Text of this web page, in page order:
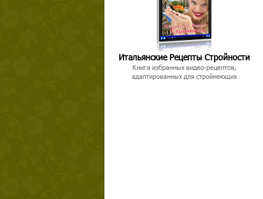
Итальянские Рецепты Стройности
Книга избранных видео-рецептов,
адаптированных для стройнеющих